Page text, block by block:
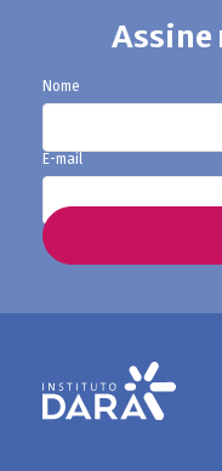
Assine
Nome
E-mail